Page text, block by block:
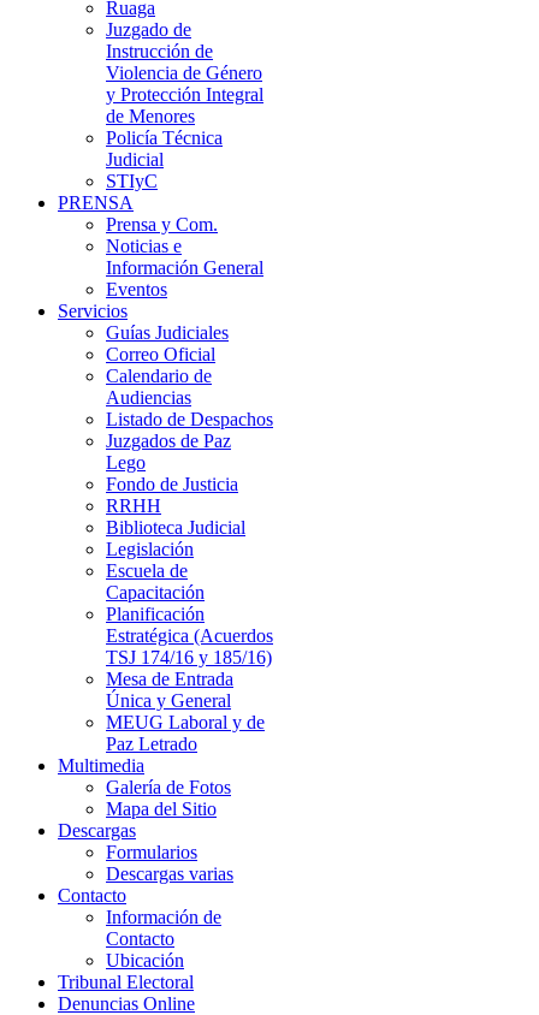
Ruaga
Juzgado de
Instrucción de
Violencia de Género
y Protección Integral
de Menores
Policía Técnica
Judicial
STIyC
PRENSA
Prensa y Com.
Noticias e
Información General
Eventos
Servicios
Guías Judiciales
Correo Oficial
Calendario de
Audiencias
Listado de Despachos
Juzgados de Paz
Lego
Fondo de Justicia
RRHH
Biblioteca Judicial
Legislación
Escuela de
Capacitación
Planificación
Estratégica (Acuerdos
TSJ 174/16 y 185/16)
Mesa de Entrada
Única y General
MEUG Laboral y de
Paz Letrado
Multimedia
Galería de Fotos
Mapa del Sitio
Descargas
Formularios
Descargas varias
Contacto
Información de
Contacto
Ubicación
Tribunal Electoral
Denuncias Online